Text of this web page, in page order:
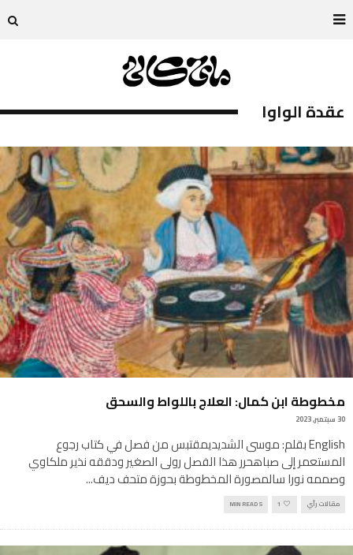
عقدة الواوا
مخطوطة ابن كمال: العلاج باللواط والسحق
30 سبتمبر, 2023
English بقلم: موسى الشديديمقتبس من فصل في كتاب رجوع
المستعمر إلى صباهحرر هذا الفصل رولى الصغير ودققه نذير ملكاوي
وصممه نورا سالمصورة المخطوطة بحوزة متحف ديف...
مقالات رأي 1
5 MIN READ